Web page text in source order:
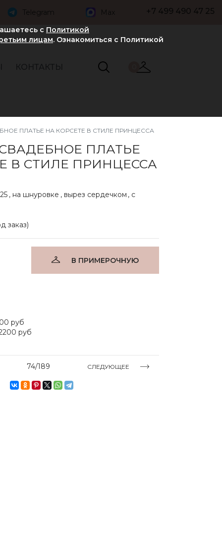
Telegram Max +7 499 490 47 25
КОНТАКТЫ
ПЛАТЬЕ НА КОРСЕТЕ В СТИЛЕ ПРИНЦЕССА
ПЛАТЬЕ
В СТИЛЕ ПРИНЦЕССА
, на шнуровке , вырез сердечком , с
заказ)
В ПРИМЕРОЧНУЮ
руб
руб
74/189 СЛЕДУЮЩЕЕ
с Политикой
лицам. Ознакомиться с Политикой